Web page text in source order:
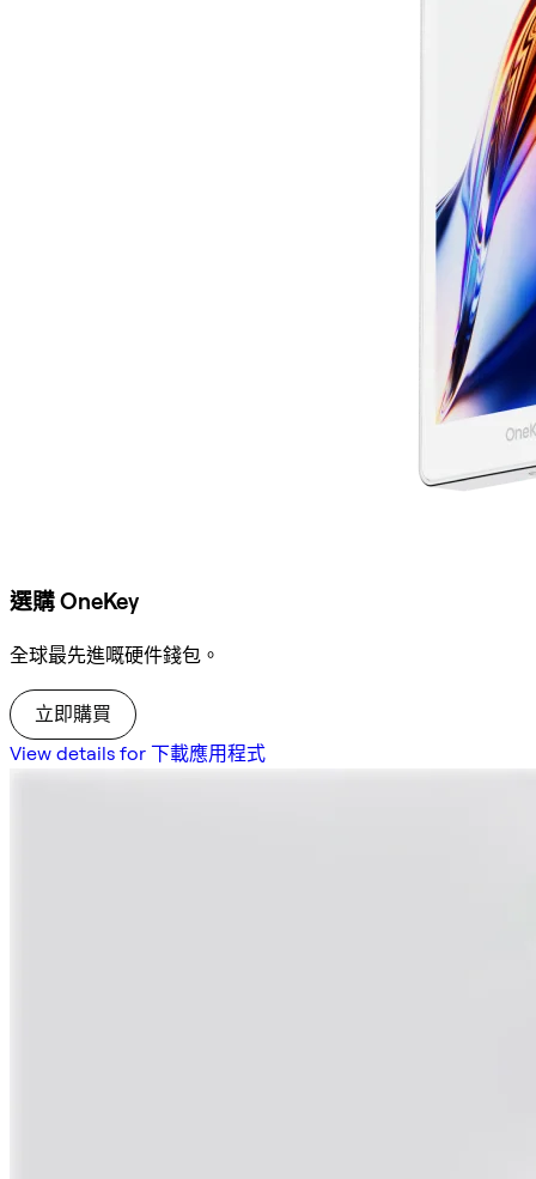
選購 OneKey
全球最先進嘅硬件錢包。
立即購買
View details for 下載應用程式